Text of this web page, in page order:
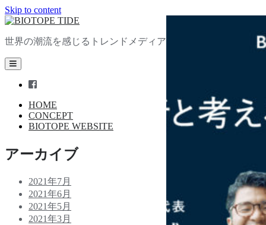
Skip to content
BIOTOPE
世界の潮流を感じるトレンドメディア
open
primary
facebook
HOME
CONCEPT
BIOTOPE WEBSITE
Sidebar
アーカイブ
2021年7月
2021年6月
2021年5月
2021年3月